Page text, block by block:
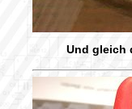
Und gleich